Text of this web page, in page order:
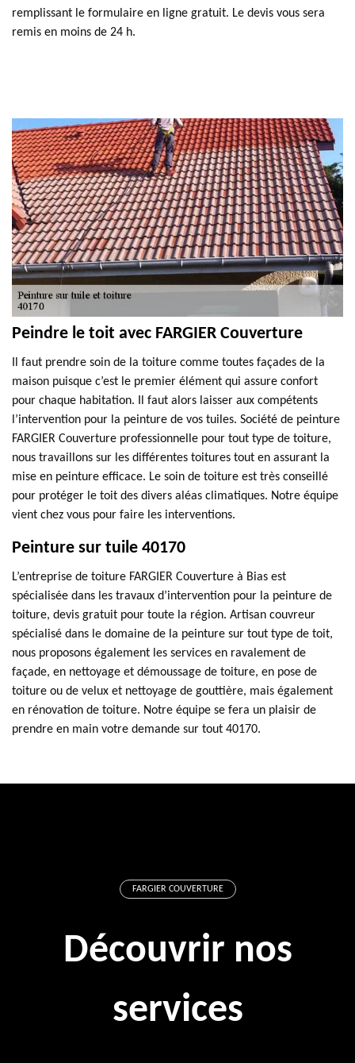
remplissant le formulaire en ligne gratuit. Le devis vous sera
remis en moins de 24 h.
Peindre le toit avec FARGIER Couverture
Il faut prendre soin de la toiture comme toutes façades de la
maison puisque c’est le premier élément qui assure confort
pour chaque habitation. Il faut alors laisser aux compétents
l’intervention pour la peinture de vos tuiles. Société de peinture
FARGIER Couverture professionnelle pour tout type de toiture,
nous travaillons sur les différentes toitures tout en assurant la
mise en peinture efficace. Le soin de toiture est très conseillé
pour protéger le toit des divers aléas climatiques. Notre équipe
vient chez vous pour faire les interventions.
Peinture sur tuile 40170
L’entreprise de toiture FARGIER Couverture à Bias est
spécialisée dans les travaux d’intervention pour la peinture de
toiture, devis gratuit pour toute la région. Artisan couvreur
spécialisé dans le domaine de la peinture sur tout type de toit,
nous proposons également les services en ravalement de
façade, en nettoyage et démoussage de toiture, en pose de
toiture ou de velux et nettoyage de gouttière, mais également
en rénovation de toiture. Notre équipe se fera un plaisir de
prendre en main votre demande sur tout 40170.
FARGIER COUVERTURE
Découvrir nos
services